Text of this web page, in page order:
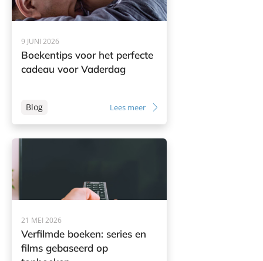
9 JUNI 2026
Boekentips voor het perfecte
cadeau voor Vaderdag
Blog Lees meer
21 MEI 2026
Verfilmde boeken: series en
films gebaseerd op